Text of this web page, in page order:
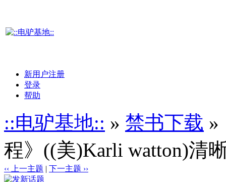
新用户注册
登录
帮助
::电驴基地:: » 禁书下载 »
程》((美)Karli watton)清
‹‹ 上一主题 | 下一主题 ››